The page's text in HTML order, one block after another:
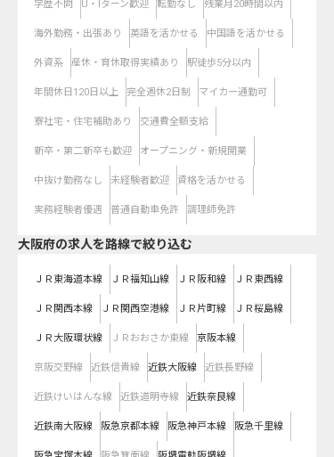
学歴不問 U・Iターン歓迎 転勤なし 残業月20時間以内
海外勤務・出張あり 英語を活かせる 中国語を活かせる
外資系 産休・育休取得実績あり 駅徒歩5分以内
年間休日120日以上 完全週休2日制 マイカー通勤可
寮社宅・住宅補助あり 交通費全額支給
新卒・第二新卒も歓迎 オープニング・新規開業
中抜け勤務なし 未経験者歓迎 資格を活かせる
実務経験者優遇 普通自動車免許 調理師免許
大阪府の求人を路線で絞り込む
ＪＲ東海道本線 ＪＲ福知山線 ＪＲ阪和線 ＪＲ東西線
ＪＲ関西本線 ＪＲ関西空港線 ＪＲ片町線 ＪＲ桜島線
ＪＲ大阪環状線 ＪＲおおさか東線 京阪本線
京阪交野線 近鉄信貴線 近鉄大阪線 近鉄長野線
近鉄けいはんな線 近鉄道明寺線 近鉄奈良線
近鉄南大阪線 阪急京都本線 阪急神戸本線 阪急千里線